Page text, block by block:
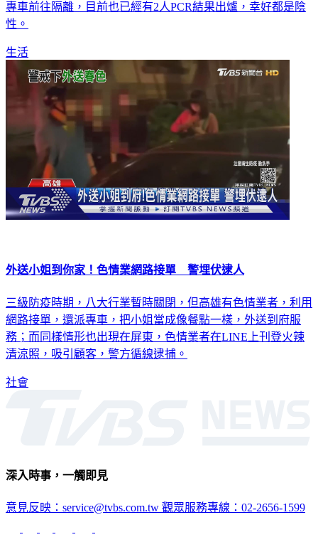
專車前往隔離，目前也已經有2人PCR結果出爐，幸好都是陰
性。
生活
外送小姐到你家！色情業網路接單 警埋伏逮人
三級防疫時期，八大行業暫時關閉，但高雄有色情業者，利用
網路接單，還派專車，把小姐當成像餐點一樣，外送到府服
務；而同樣情形也出現在屏東，色情業者在LINE上刊登火辣
清涼照，吸引顧客，警方循線逮捕。
社會
深入時事，一觸即見
意見反映：service@tvbs.com.tw 觀眾服務專線：02-2656-1599